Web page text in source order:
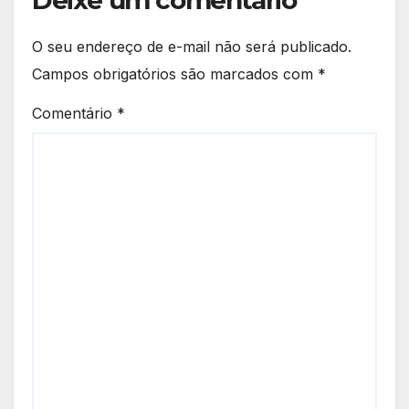
O seu endereço de e-mail não será publicado.
Campos obrigatórios são marcados com *
Comentário *